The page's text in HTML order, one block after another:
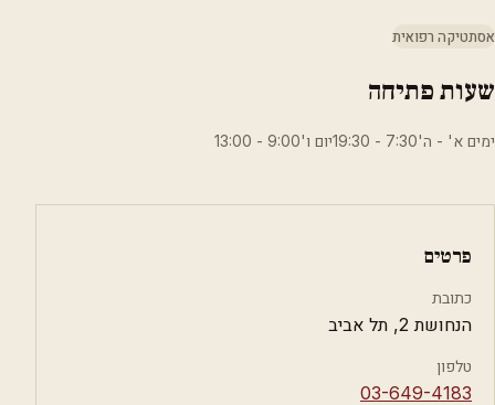
אסתטיקה רפואית
שעות פתיחה
ימים א' - ה'7:30 - 19:30יום ו'9:00 - 13:00
פרטים
כתובת
הנחושת 2, תל אביב
טלפון
⁦03-649-4183⁩